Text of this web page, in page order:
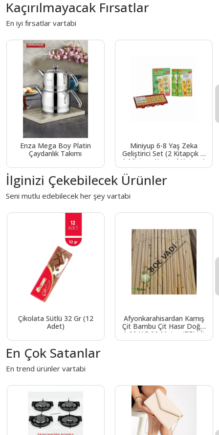
Kaçırılmayacak Fırsatlar
En iyi fırsatlar vartabi
Enza Mega Boy Platin
Çaydanlık Takımı
Miniyup 6-8 Yaş Zeka
Geliştirici Set (2 Kitapçık +
1 Miniyup Kontrol Kutusu)
İlginizi Çekebilecek Ürünler
Seni mutlu edebilecek her şey vartabi
Çikolata Sütlü 32 Gr (12
Adet)
Afyonkarahisardan Kamış
Çit Bambu Çit Hasır Doğal
1,00 X 5,00 Metre (TELLİ)
En Çok Satanlar
En trend ürünler vartabi